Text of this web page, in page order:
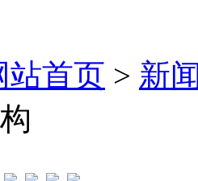
站首页 > 新